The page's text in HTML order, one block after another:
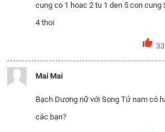
cung co 1 hoac 2 tu 1 den 5 con cung
4 thoi
33
Mai Mai
Bạch Dương nữ với Song Tử nam có
các bạn?